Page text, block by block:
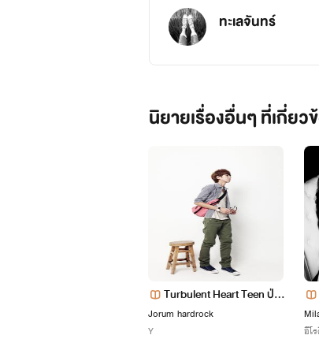
ทะเลจันทร์
นิยายเรื่องอื่นๆ ที่เกี่ยว
Turbulent Heart Teen ป่ว
นรักร้ายวัยว้าวุ่น
Jorum hardrock
Y
อีโ